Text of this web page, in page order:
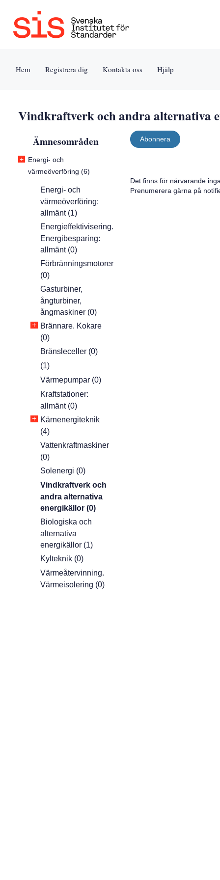
Jump
Tillgänglighet
Användarvillkor
Hem Registrera dig Kontakta oss Hjälp
Vindkraftverk och andra alternativa
Ämnesområden
+ Energi- och
värmeöverföring (6)
Energi- och
värmeöverföring:
allmänt (1)
Energieffektivisering.
Energibesparing:
allmänt (0)
Förbränningsmotorer
(0)
Gasturbiner,
ångturbiner,
ångmaskiner (0)
+ Brännare. Kokare
(0)
Bränsleceller (0)
(1)
Värmepumpar (0)
Kraftstationer:
allmänt (0)
+ Kärnenergiteknik
(4)
Vattenkraftmaskiner
(0)
Solenergi (0)
Vindkraftverk och
andra alternativa
energikällor (0)
Biologiska och
alternativa
energikällor (1)
Kylteknik (0)
Värmeåtervinning.
Värmeisolering (0)
Abonnera
Det finns för närvarande
Prenumerera gärna på